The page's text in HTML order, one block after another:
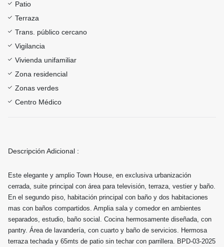
Patio
Terraza
Trans. público cercano
Vigilancia
Vivienda unifamiliar
Zona residencial
Zonas verdes
Centro Médico
Descripción Adicional :
Este elegante y amplio Town House, en exclusiva urbanización
cerrada, suite principal con área para televisión, terraza, vestier y baño.
En el segundo piso, habitación principal con baño y dos habitaciones
mas con baños compartidos. Amplia sala y comedor en ambientes
separados, estudio, baño social. Cocina hermosamente diseñada, con
pantry. Área de lavandería, con cuarto y baño de servicios. Hermosa
terraza techada y 65mts de patio sin techar con parrillera. BPD-03-2025